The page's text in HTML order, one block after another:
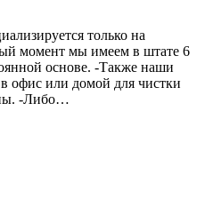
только на
момент мы имеем в штате 6
основе. -Также наши
офис или домой для чистки
-Либо…